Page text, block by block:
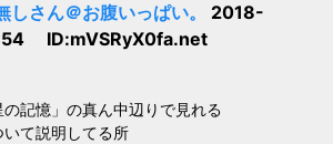
しさん＠お腹いっぱい。 2018-
ID:mVSRyX0fa.net
記憶」の真ん中辺りで見れる
て説明してる所